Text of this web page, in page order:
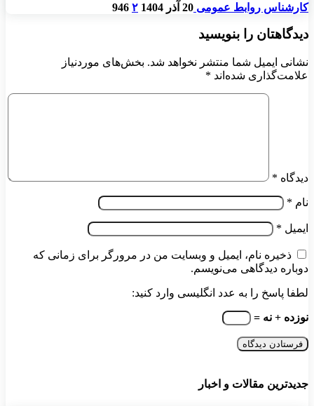
کارشناس روابط عمومی 20 آذر 1404 ۲ 946
دیدگاهتان را بنویسید
نشانی ایمیل شما منتشر نخواهد شد. بخش‌های موردنیاز
علامت‌گذاری شده‌اند *
دیدگاه *
نام *
ایمیل *
ذخیره نام، ایمیل و وبسایت من در مرورگر برای زمانی که
دوباره دیدگاهی می‌نویسم.
لطفا پاسخ را به عدد انگلیسی وارد کنید:
نوزده + نه =
جدیدترین مقالات و اخبار